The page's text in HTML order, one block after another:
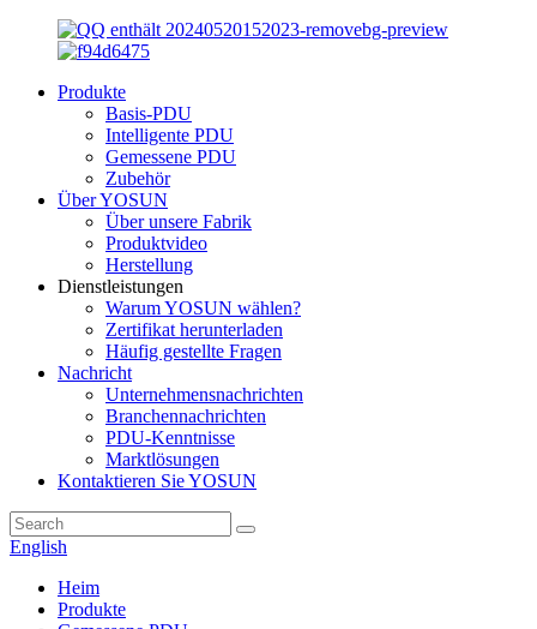
Produkte
Basis-PDU
Intelligente PDU
Gemessene PDU
Zubehör
Über YOSUN
Über unsere Fabrik
Produktvideo
Herstellung
Dienstleistungen
Warum YOSUN wählen?
Zertifikat herunterladen
Häufig gestellte Fragen
Nachricht
Unternehmensnachrichten
Branchennachrichten
PDU-Kenntnisse
Marktlösungen
Kontaktieren Sie YOSUN
English
Heim
Produkte